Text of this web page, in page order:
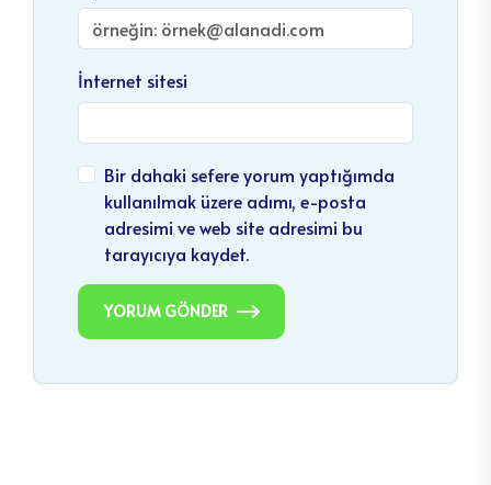
İnternet sitesi
Bir dahaki sefere yorum yaptığımda
kullanılmak üzere adımı, e-posta
adresimi ve web site adresimi bu
tarayıcıya kaydet.
YORUM GÖNDER